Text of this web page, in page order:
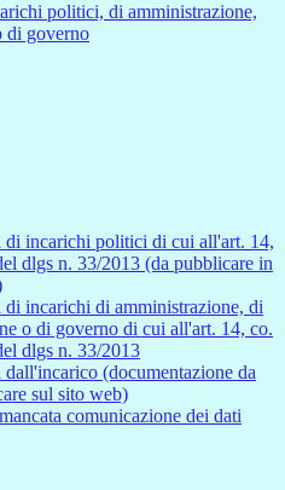
politici, di amministrazione,
di governo
di incarichi politici di cui all'art. 14,
dlgs n. 33/2013 (da pubblicare in
di incarichi di amministrazione, di
o di governo di cui all'art. 14, co.
dlgs n. 33/2013
dall'incarico (documentazione da
sul sito web)
comunicazione dei dati